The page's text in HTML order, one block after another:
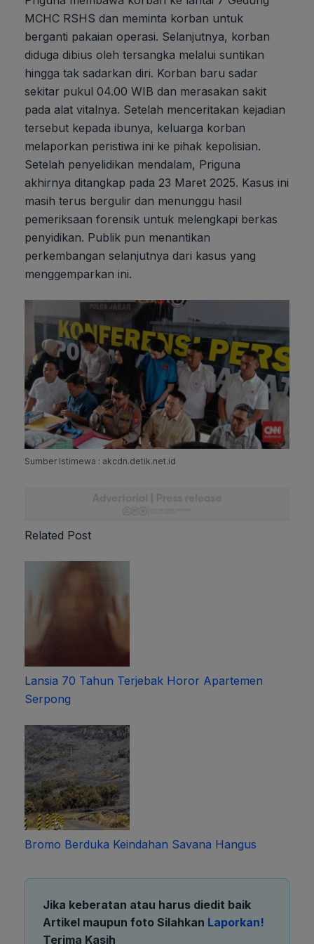
MCHC RSHS dan meminta korban untuk
berganti pakaian operasi. Selanjutnya, korban
diduga dibius oleh tersangka melalui suntikan
hingga tak sadarkan diri. Korban baru sadar
sekitar pukul 04.00 WIB dan merasakan sakit
pada alat vitalnya. Setelah menceritakan kejadian
tersebut kepada ibunya, keluarga korban
melaporkan peristiwa ini ke pihak kepolisian.
Setelah penyelidikan mendalam, Priguna
akhirnya ditangkap pada 23 Maret 2025. Kasus ini
masih terus bergulir dan menunggu hasil
pemeriksaan forensik untuk melengkapi berkas
penyidikan. Publik pun menantikan
perkembangan selanjutnya dari kasus yang
menggemparkan ini.
Sumber Istimewa : akcdn.detik.net.id
Related Post
Lansia 70 Tahun Terjebak Horor Apartemen
Serpong
Bromo Berduka Keindahan Savana Hangus
Jika keberatan atau harus diedit baik
Artikel maupun foto Silahkan Laporkan!
Terima Kasih